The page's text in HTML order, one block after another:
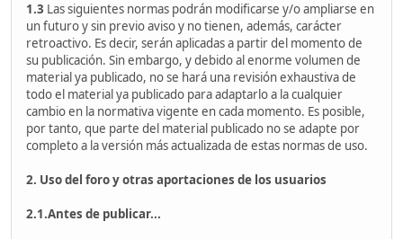
1.3 Las siguientes normas podrán modificarse y/o ampliarse en
un futuro y sin previo aviso y no tienen, además, carácter
retroactivo. Es decir, serán aplicadas a partir del momento de
su publicación. Sin embargo, y debido al enorme volumen de
material ya publicado, no se hará una revisión exhaustiva de
todo el material ya publicado para adaptarlo a la cualquier
cambio en la normativa vigente en cada momento. Es posible,
por tanto, que parte del material publicado no se adapte por
completo a la versión más actualizada de estas normas de uso.
2. Uso del foro y otras aportaciones de los usuarios
2.1.Antes de publicar...